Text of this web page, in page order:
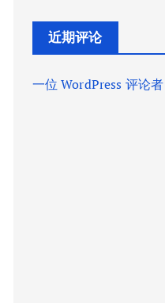
近期评论
一位 WordPress 评论者